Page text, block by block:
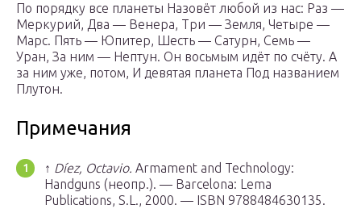
По порядку все планеты Назовёт любой из нас: Раз —
Меркурий, Два — Венера, Три — Земля, Четыре —
Марс. Пять — Юпитер, Шесть — Сатурн, Семь —
Уран, За ним — Нептун. Он восьмым идёт по счёту. А
за ним уже, потом, И девятая планета Под названием
Плутон.
Примечания
↑ Díez, Octavio. Armament and Technology:
Handguns (неопр.). — Barcelona: Lema
Publications, S.L., 2000. — ISBN 9788484630135.